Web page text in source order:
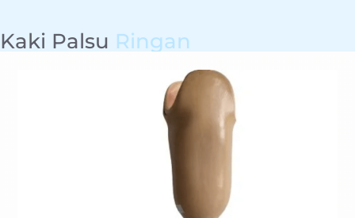
Kaki Palsu Ringan